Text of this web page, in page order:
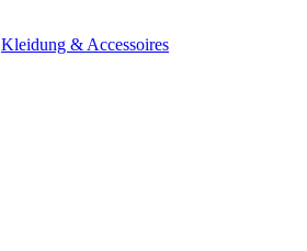
Kleidung & Accessoires